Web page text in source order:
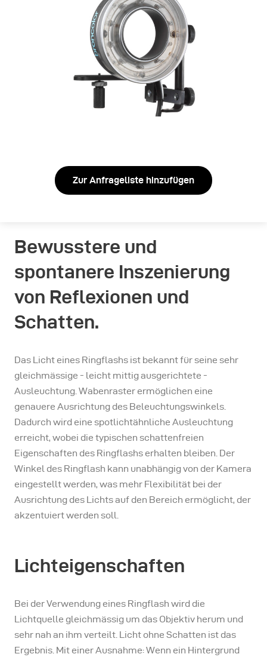
Zur Anfrageliste hinzufügen
Bewusstere und
spontanere Inszenierung
von Reflexionen und
Schatten.
Das Licht eines Ringflashs ist bekannt für seine sehr
gleichmässige - leicht mittig ausgerichtete -
Ausleuchtung. Wabenraster ermöglichen eine
genauere Ausrichtung des Beleuchtungswinkels.
Dadurch wird eine spotlichtähnliche Ausleuchtung
erreicht, wobei die typischen schattenfreien
Eigenschaften des Ringflashs erhalten bleiben. Der
Winkel des Ringflash kann unabhängig von der Kamera
eingestellt werden, was mehr Flexibilität bei der
Ausrichtung des Lichts auf den Bereich ermöglicht, der
akzentuiert werden soll.
Lichteigenschaften
Bei der Verwendung eines Ringflash wird die
Lichtquelle gleichmässig um das Objektiv herum und
sehr nah an ihm verteilt. Licht ohne Schatten ist das
Ergebnis. Mit einer Ausnahme: Wenn ein Hintergrund